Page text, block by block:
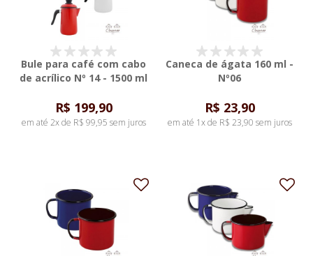
Bule para café com cabo
de acrílico Nº 14 - 1500 ml
R$ 199,90
em até 2x de R$ 99,95 sem juros
Caneca de ágata 160 ml -
Nº06
R$ 23,90
em até 1x de R$ 23,90 sem juros